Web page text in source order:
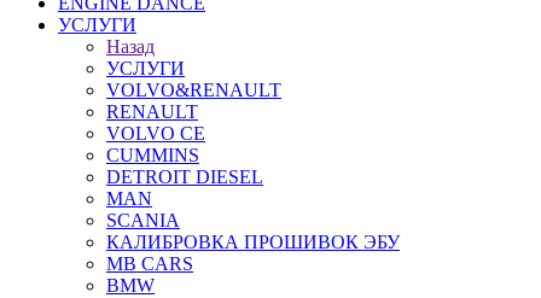
УСЛУГИ
Назад
УСЛУГИ
VOLVO&RENAULT
RENAULT
VOLVO CE
CUMMINS
DETROIT DIESEL
MAN
SCANIA
КАЛИБРОВКА ПРОШИВОК ЭБУ
MB CARS
BMW